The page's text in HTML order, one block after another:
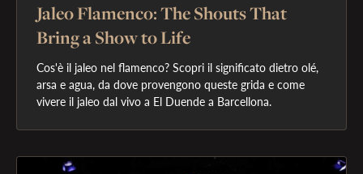
Jaleo Flamenco: The Shouts That
Bring a Show to Life
Cos'è il jaleo nel flamenco? Scopri il significato dietro olé,
arsa e agua, da dove provengono queste grida e come